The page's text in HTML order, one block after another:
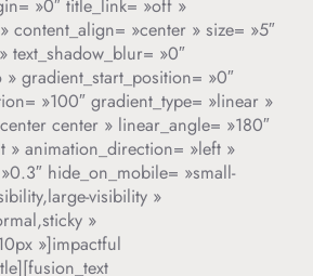
»0″ title_link= »off »
content_align= »center » size= »5″
text_shadow_blur= »0″
gradient_start_position= »0″
»100″ gradient_type= »linear »
center » linear_angle= »180″
» animation_direction= »left »
hide_on_mobile= »small-
visibility »
»
»]impactful